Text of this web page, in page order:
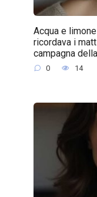
Acqua e
ricordava i
campagna
0 14